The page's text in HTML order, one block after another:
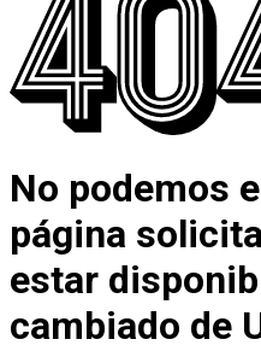
No podemos
página
estar
cambiado de